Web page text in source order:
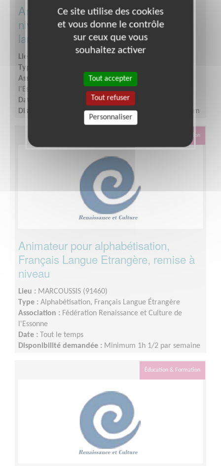
Animateur pour cours de remise à
niveau, alphabétisation, français
langue étrangère
Lieu :
Type :
Association :
Fédération Renaissance et Culture de
l'Essonne
Date :
Disponibilité demandée :1h 1/2 par semaine minimum
Éducation & Formation
Animateur pour alphabétisation,
Français Langue Etrangère, remise à
niveau
Lieu : MARCOUSSIS (91460)
Type : Alphabétisation, Français Langue Étrangère
Association : Fédération Renaissance et Culture de
l'Essonne
Date :
Tout le temps
Disponibilité demandée : Minimum 1h 1/2 par semaine
Éducation & Formation
Ce site utilise des cookies
et vous donne le contrôle
sur ceux que vous
souhaitez activer
Tout accepter
Tout refuser
Personnaliser